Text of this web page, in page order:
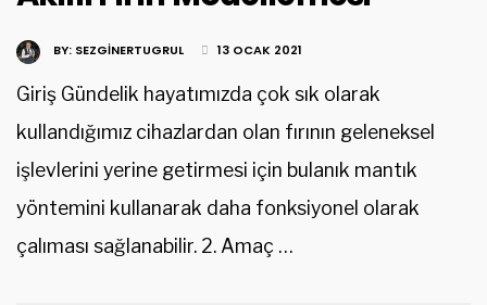
BY: SEZGINERTUGRUL 13 OCAK 2021
Giriş Gündelik hayatımızda çok sık olarak
kullandığımız cihazlardan olan fırının geleneksel
işlevlerini yerine getirmesi için bulanık mantık
yöntemini kullanarak daha fonksiyonel olarak
çalıması sağlanabilir. 2. Amaç …